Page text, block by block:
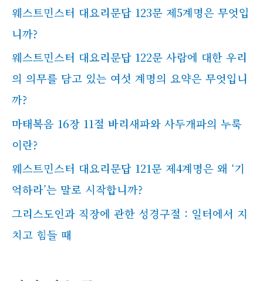
웨스트민스터 대요리문답 123문 제5계명은 무엇입
니까?
웨스트민스터 대요리문답 122문 사람에 대한 우리
의 의무를 담고 있는 여섯 계명의 요약은 무엇입니
까?
마태복음 16장 11절 바리새파와 사두개파의 누룩
이란?
웨스트민스터 대요리문답 121문 제4계명은 왜 ‘기
억하라’는 말로 시작합니까?
그리스도인과 직장에 관한 성경구절 : 일터에서 지
치고 힘들 때